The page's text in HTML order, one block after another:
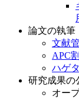
論文の執筆
文献
APC
ハゲ
研究成果の
オー